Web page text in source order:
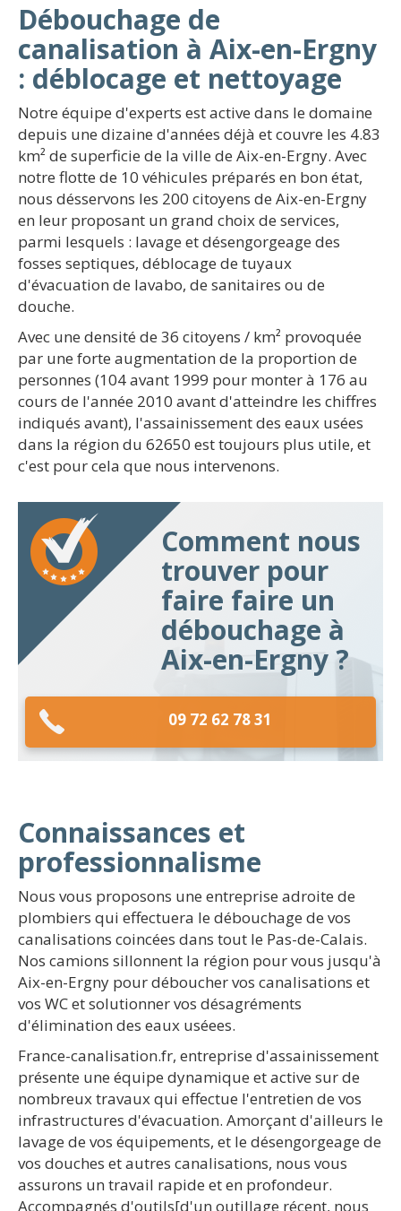
Débouchage de
canalisation à Aix-en-Ergny
: déblocage et nettoyage
Notre équipe d'experts est active dans le domaine
depuis une dizaine d'années déjà et couvre les 4.83
km² de superficie de la ville de Aix-en-Ergny. Avec
notre flotte de 10 véhicules préparés en bon état,
nous désservons les 200 citoyens de Aix-en-Ergny
en leur proposant un grand choix de services,
parmi lesquels : lavage et désengorgeage des
fosses septiques, déblocage de tuyaux
d'évacuation de lavabo, de sanitaires ou de
douche.
Avec une densité de 36 citoyens / km² provoquée
par une forte augmentation de la proportion de
personnes (104 avant 1999 pour monter à 176 au
cours de l'année 2010 avant d'atteindre les chiffres
indiqués avant), l'assainissement des eaux usées
dans la région du 62650 est toujours plus utile, et
c'est pour cela que nous intervenons.
Comment nous
trouver pour
faire faire un
débouchage à
Aix-en-Ergny ?
09 72 62 78 31
Connaissances et
professionnalisme
Nous vous proposons une entreprise adroite de
plombiers qui effectuera le débouchage de vos
canalisations coincées dans tout le Pas-de-Calais.
Nos camions sillonnent la région pour vous jusqu'à
Aix-en-Ergny pour déboucher vos canalisations et
vos WC et solutionner vos désagréments
d'élimination des eaux uséees.
France-canalisation.fr, entreprise d'assainissement
présente une équipe dynamique et active sur de
nombreux travaux qui effectue l'entretien de vos
infrastructures d'évacuation. Amorçant d'ailleurs le
lavage de vos équipements, et le désengorgeage de
vos douches et autres canalisations, nous vous
assurons un travail rapide et en profondeur.
Accompagnés d'outils[d'un outillage récent, nous